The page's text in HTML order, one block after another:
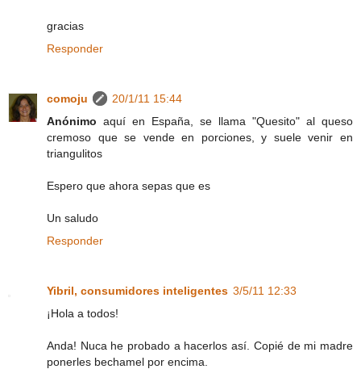
gracias
Responder
comoju
20/1/11 15:44
Anónimo aquí en España, se llama "Quesito" al queso
cremoso que se vende en porciones, y suele venir en
triangulitos
Espero que ahora sepas que es
Un saludo
Responder
Yibril, consumidores inteligentes 3/5/11 12:33
¡Hola a todos!
Anda! Nuca he probado a hacerlos así. Copié de mi madre
ponerles bechamel por encima.